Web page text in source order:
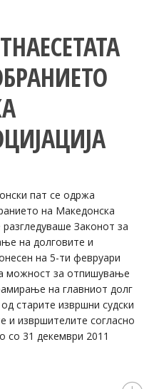
пат се одржа
на Македонска
разгледуваше Законот за
на долговите и
на 5-ти февруари
можност за отпишување
на главниот долг
старите извршни судски
и извршителите согласно
со 31 декември 2011